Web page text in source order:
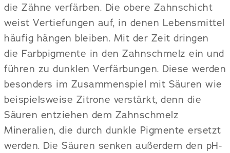
die Zähne verfärben. Die obere Zahnschicht
weist Vertiefungen auf, in denen Lebensmittel
häufig hängen bleiben. Mit der Zeit dringen
die Farbpigmente in den Zahnschmelz ein und
führen zu dunklen Verfärbungen. Diese werden
besonders im Zusammenspiel mit Säuren wie
beispielsweise Zitrone verstärkt, denn die
Säuren entziehen dem Zahnschmelz
Mineralien, die durch dunkle Pigmente ersetzt
werden. Die Säuren senken außerdem den pH-